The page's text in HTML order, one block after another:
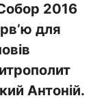
2016
для
Антоній.